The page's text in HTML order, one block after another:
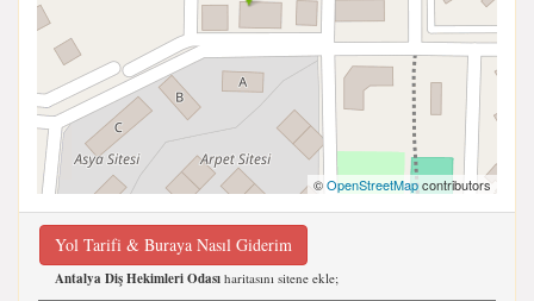
©OpenStreetMapcontributors
Yol Tarifi & Buraya Nasıl Giderim
Antalya Diş Hekimleri Odası haritasını sitene ekle;